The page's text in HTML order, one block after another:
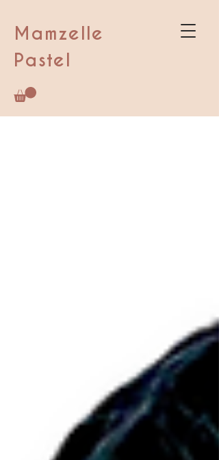
Mamzelle
Pastel